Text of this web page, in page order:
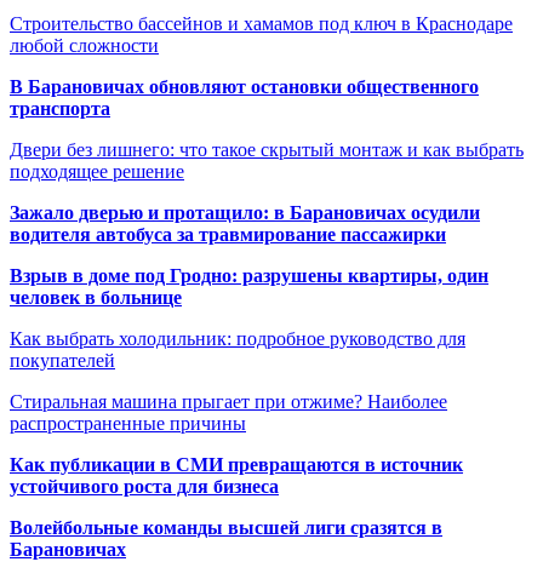
Строительство бассейнов и хамамов под ключ в Краснодаре
любой сложности
В Барановичах обновляют остановки общественного
транспорта
Двери без лишнего: что такое скрытый монтаж и как выбрать
подходящее решение
Зажало дверью и протащило: в Барановичах осудили
водителя автобуса за травмирование пассажирки
Взрыв в доме под Гродно: разрушены квартиры, один
человек в больнице
Как выбрать холодильник: подробное руководство для
покупателей
Стиральная машина прыгает при отжиме? Наиболее
распространенные причины
Как публикации в СМИ превращаются в источник
устойчивого роста для бизнеса
Волейбольные команды высшей лиги сразятся в
Барановичах